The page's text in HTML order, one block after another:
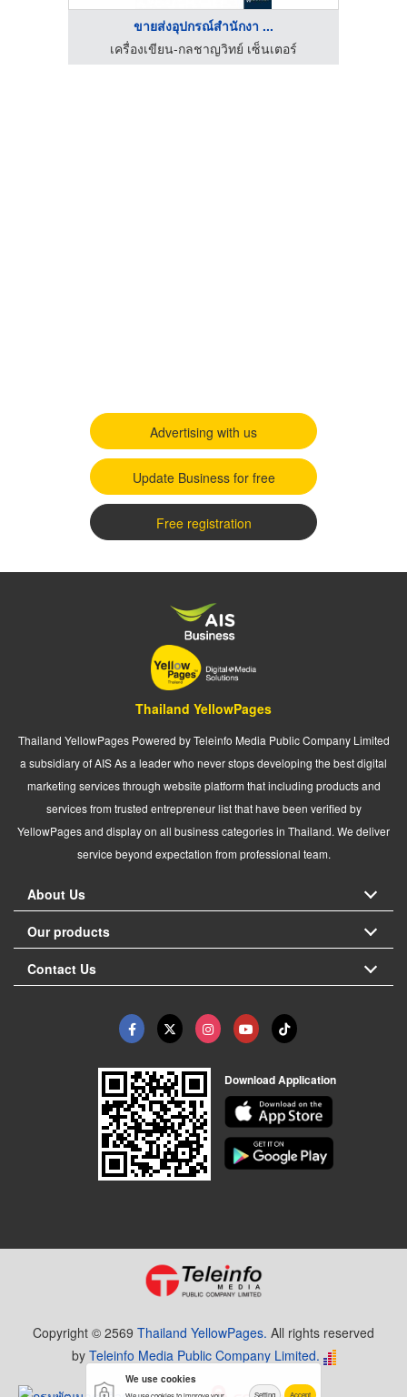
ขายส่งอุปกรณ์สำนักงา ...
เครื่องเขียน-กลชาญวิทย์ เซ็นเตอร์
Advertising with us
Update Business for free
Free registration
Thailand YellowPages
Thailand YellowPages Powered by Teleinfo Media Public Company Limited
a subsidiary of AIS As a leader who never stops developing the best digital
marketing services through website platform that including products and
services from trusted entrepreneur list that have been verified by
YellowPages and display on all business categories in Thailand. We deliver
service beyond expectation from professional team.
About Us
Our products
Contact Us
Download Application
Copyright © 2569 Thailand YellowPages. All rights reserved
by Teleinfo Media Public Company Limited.
We use cookies
Setting Accept